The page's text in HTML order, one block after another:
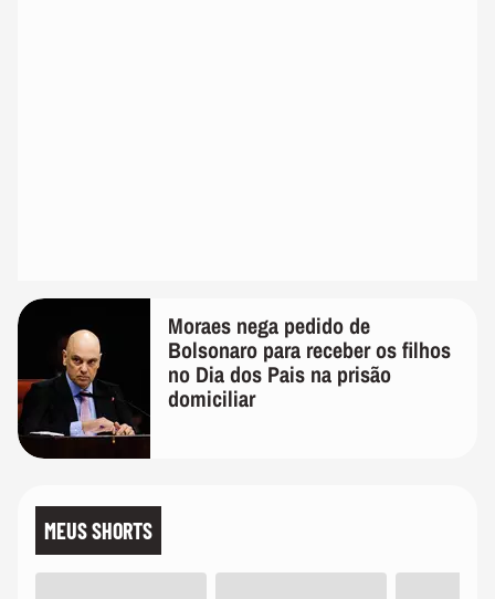
Moraes nega pedido de
Bolsonaro para receber os filhos
no Dia dos Pais na prisão
domiciliar
MEUS SHORTS